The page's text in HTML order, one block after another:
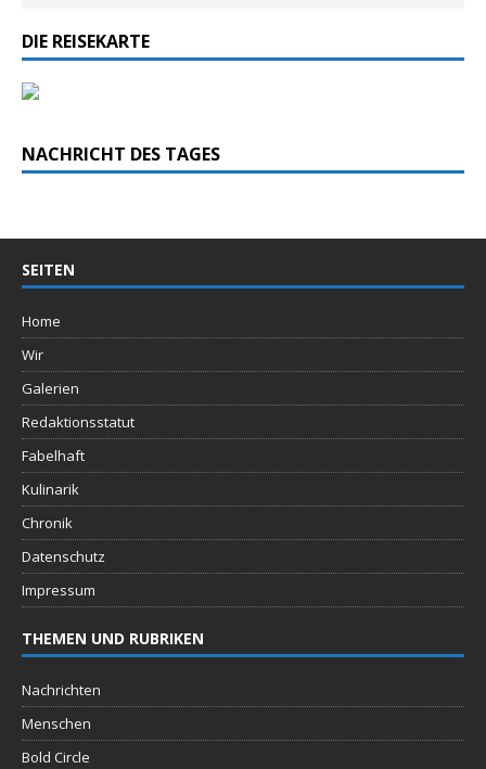
DIE REISEKARTE
NACHRICHT DES TAGES
SEITEN
Home
Wir
Galerien
Redaktionsstatut
Fabelhaft
Kulinarik
Chronik
Datenschutz
Impressum
THEMEN UND RUBRIKEN
Nachrichten
Menschen
Bold Circle